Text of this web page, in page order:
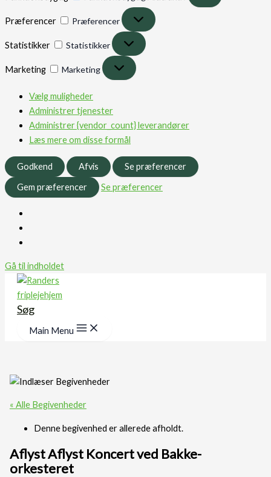
Præferencer Præferencer
Statistikker Statistikker
Marketing Marketing
Vælg muligheder
Administrer tjenester
Administrer {vendor_count} leverandører
Læs mere om disse formål
Godkend Afvis
Se præferencer
Gem præferencer
Se præferencer
Gå til indholdet
Søg
Main Menu
« Alle Begivenheder
Denne begivenhed er allerede afholdt.
Aflyst Aflyst Koncert ved Bakke-
orkesteret